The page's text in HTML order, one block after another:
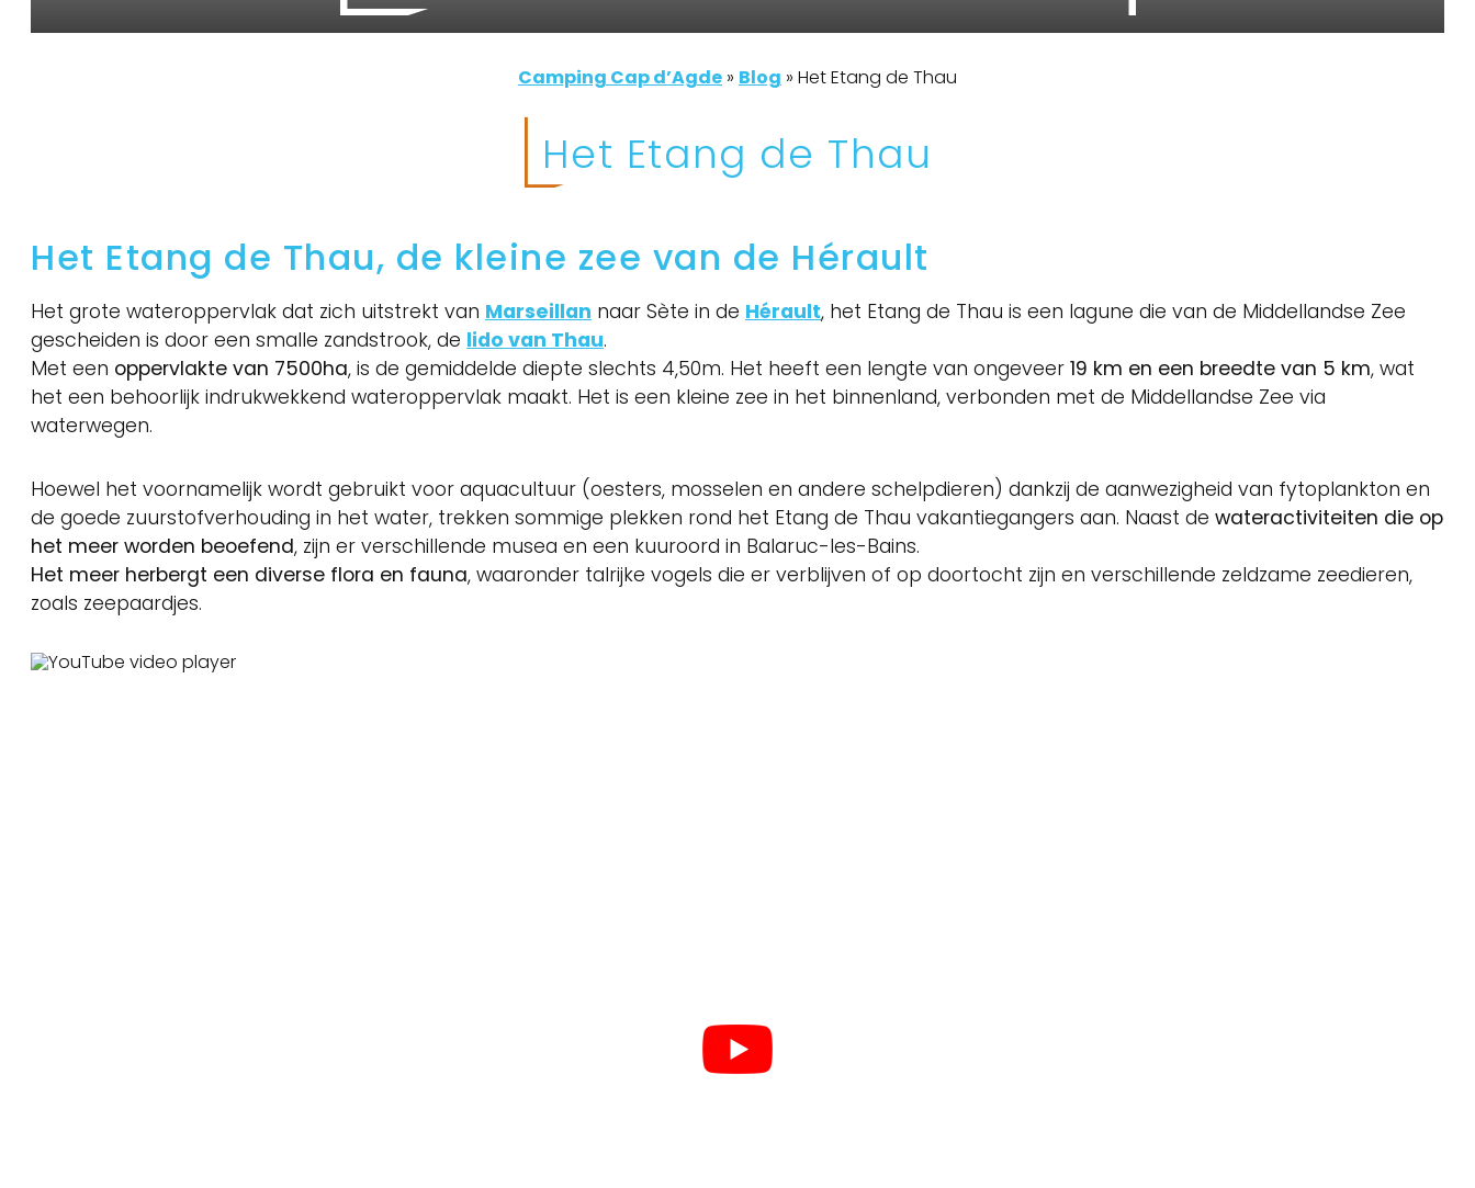
Camping Cap d’Agde » Blog » Het Etang de Thau
Het Etang de Thau
Het Etang de Thau, de kleine zee van de Hérault
Het grote wateroppervlak dat zich uitstrekt van Marseillan naar Sète in de Hérault, het Etang de Thau is een lagune die van de Middellandse Zee
gescheiden is door een smalle zandstrook, de lido van Thau.
Met een oppervlakte van 7500ha, is de gemiddelde diepte slechts 4,50m. Het heeft een lengte van ongeveer 19 km en een breedte van 5 km, wat
het een behoorlijk indrukwekkend wateroppervlak maakt. Het is een kleine zee in het binnenland, verbonden met de Middellandse Zee via
waterwegen.
Hoewel het voornamelijk wordt gebruikt voor aquacultuur (oesters, mosselen en andere schelpdieren) dankzij de aanwezigheid van fytoplankton en
de goede zuurstofverhouding in het water, trekken sommige plekken rond het Etang de Thau vakantiegangers aan. Naast de wateractiviteiten die op
het meer worden beoefend, zijn er verschillende musea en een kuuroord in Balaruc-les-Bains.
Het meer herbergt een diverse flora en fauna, waaronder talrijke vogels die er verblijven of op doortocht zijn en verschillende zeldzame zeedieren,
zoals zeepaardjes.